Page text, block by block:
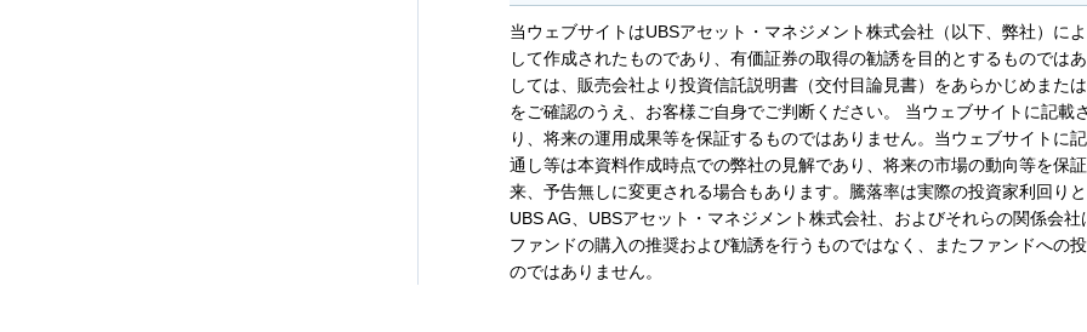
当ウェブサイトはUBSアセット・マネジメント株式会社（以下、弊社）に
して作成されたものであり、有価証券の取得の勧誘を目的とするものでは
しては、販売会社より投資信託説明書（交付目論見書）をあらかじめまた
をご確認のうえ、お客様ご自身でご判断ください。 当ウェブサイトに記載
り、将来の運用成果等を保証するものではありません。当ウェブサイトに
通し等は本資料作成時点での弊社の見解であり、将来の市場の動向等を保
来、予告無しに変更される場合もあります。騰落率は実際の投資家利回り
UBS AG、UBSアセット・マネジメント株式会社、およびそれらの関係会
ファンドの購入の推奨および勧誘を行うものではなく、またファンドへの
のではありません。